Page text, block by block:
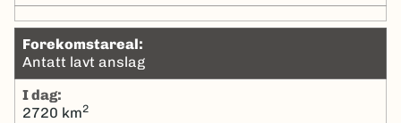
Forekomstareal:
Antatt lavt anslag
I dag:
2720 km2